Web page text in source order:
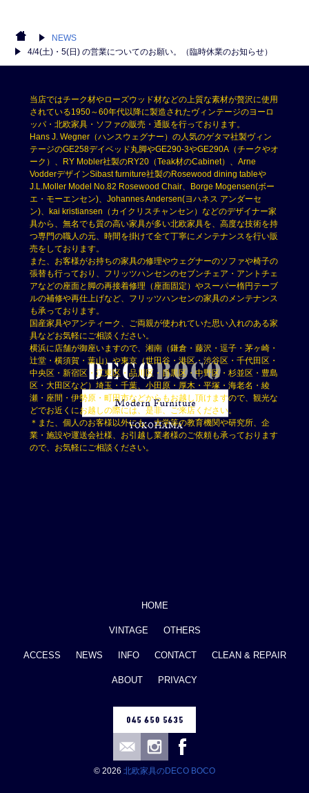
NEWS
4/4(土)・5(日) の営業についてのお願い。（臨時休業のお知らせ）
当店ではチーク材やローズウッド材などの上質な素材が贅沢に使用
されている1950～60年代以降に製造されたヴィンテージのヨーロ
ッパ・北欧家具・ソファの販売・通販を行っております。
Hans J. Wegner（ハンスウェグナー）の人気のゲタマ社製ヴィン
テージのGE258デイベッド丸脚やGE290-3やGE290A（チークやオ
ーク）、RY Mobler社製のRY20（Teak材のCabinet）、Arne
VodderデザインSibast furniture社製のRosewood dining tableや
J.L.Moller Model No.82 Rosewood Chair、Borge Mogensen(ボー
エ・モーエンセン)、Johannes Andersen(ヨハネス アンダーセ
ン)、kai kristiansen（カイクリスチャンセン）などのデザイナー家
具から、無名でも質の高い家具が多い北欧家具を、高度な技術を持
つ専門の職人の元、時間を掛けて全て丁寧にメンテナンスを行い販
売をしております。
また、お客様がお持ちの家具の修理やウェグナーのソファや椅子の
張替も行っており、フリッツハンセンのセブンチェア・アントチェ
アなどの座面と脚の再接着修理（座面固定）やスーパー楕円テーブ
ルの補修や再仕上げなど、フリッツハンセンの家具のメンテナンス
も承っております。
国産家具やアンティーク、ご両親が使われていた思い入れのある家
具などお気軽にご相談ください。
横浜に店舗が御座いますので、湘南（鎌倉・藤沢・逗子・茅ヶ崎・
辻堂・横須賀・葉山）や東京（世田谷・港区・渋谷区・千代田区・
中央区・新宿区・江東区・品川区・目黒区・中野区・杉並区・豊島
区・大田区など）埼玉・千葉、小田原・厚木・平塚・海老名・綾
瀬・座間・伊勢原・町田市などからもお越し頂けますので、観光な
どでお近くにお越しの際には、是非、ご来店ください。
＊また、個人のお客様以外にも、大学等の教育機関や研究所、企
業・施設や運送会社様、お引越し業者様のご依頼も承っております
ので、お気軽にご相談ください。
HOME
VINTAGE OTHERS
ACCESS NEWS INFO CONTACT CLEAN & REPAIR
ABOUT PRIVACY
© 2026 北欧家具のDECO BOCO